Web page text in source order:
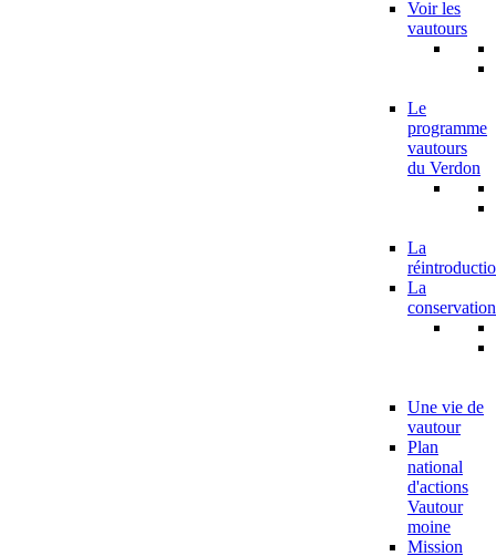
Voir les
vautours
Le
programme
vautours
du Verdon
La
La
conservation
Une vie de
vautour
Plan
national
d'actions
Vautour
moine
Mission